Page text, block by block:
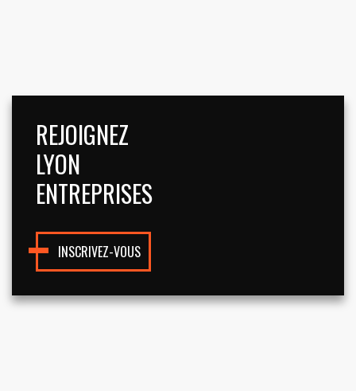
REJOIGNEZ
LYON
ENTREPRISES
INSCRIVEZ-VOUS